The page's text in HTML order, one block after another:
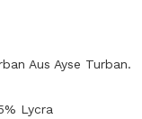
Aus Ayse Turban.
Lycra